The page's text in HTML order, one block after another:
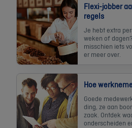
Flexi-jobber
regels
Je hebt extra
weken of
misschien iets
er meer over.
Hoe
Goede
ding, ze aan
zaak. Ontdek
onderscheiden